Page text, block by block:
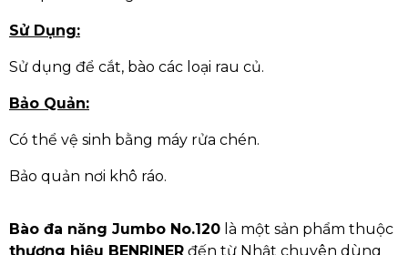
Sử Dụng:
Sử dụng để cắt, bào các loại rau củ.
Bảo Quản:
Có thể vệ sinh bằng máy rửa chén.
Bảo quản nơi khô ráo.
Bào đa năng Jumbo No.120 là một sản phẩm thuộc
thương hiệu BENRINER đến từ Nhật chuyên dùng